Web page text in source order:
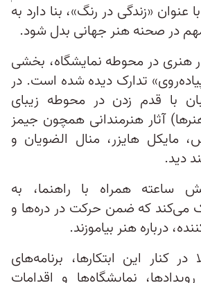
عنوان «زندگی در رنگ»، بنا دارد به
در صحنه هنر جهانی بدل شود.
هنری در محوطه نمایشگاه، بخشی
تدارک دیده شده است. در
با قدم زدن در محوطه زیبای
آثار هنرمندانی همچون جیمز
مایکل هایزر، منال الضویان و
دید.
ساعته همراه با راهنما، به
می‌کند که ضمن حرکت در دره‌ها و
درباره هنر بیاموزند.
کنار این ابتکارها، برنامه‌های
نمایشگاه‌ها و اقدامات